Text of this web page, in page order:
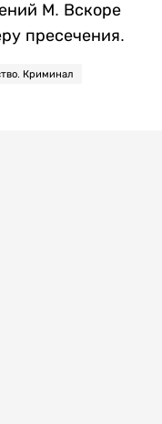
М. Вскоре
пресечения.
Криминал